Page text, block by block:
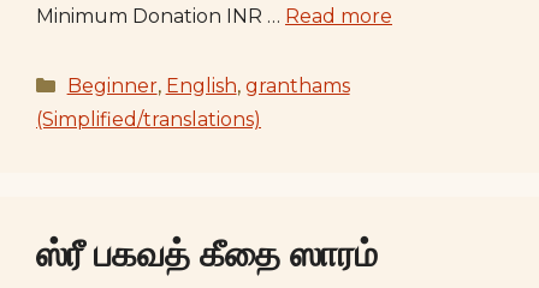
Minimum Donation INR … Read more
Categories
Beginner, English, granthams
(Simplified/translations)
ஸ்ரீ பகவத் கீதை ஸாரம்